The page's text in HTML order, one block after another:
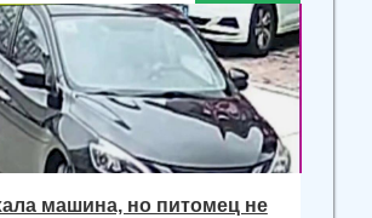
машина, но питомец не